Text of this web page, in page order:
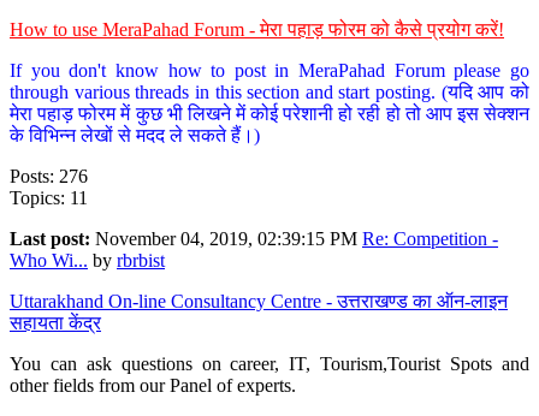
How to use MeraPahad Forum - मेरा पहाड़ फोरम को कैसे प्रयोग करें!
If you don't know how to post in MeraPahad Forum please go
through various threads in this section and start posting. (यदि आप को
मेरा पहाड़ फोरम में कुछ भी लिखने में कोई परेशानी हो रही हो तो आप इस सेक्शन
के विभिन्न लेखों से मदद ले सकते हैं।)
Posts: 276
Topics: 11
Last post: November 04, 2019, 02:39:15 PM Re: Competition -
Who Wi... by rbrbist
Uttarakhand On-line Consultancy Centre - उत्तराखण्ड का ऑन-लाइन
सहायता केंद्र
You can ask questions on career, IT, Tourism,Tourist Spots and
other fields from our Panel of experts.